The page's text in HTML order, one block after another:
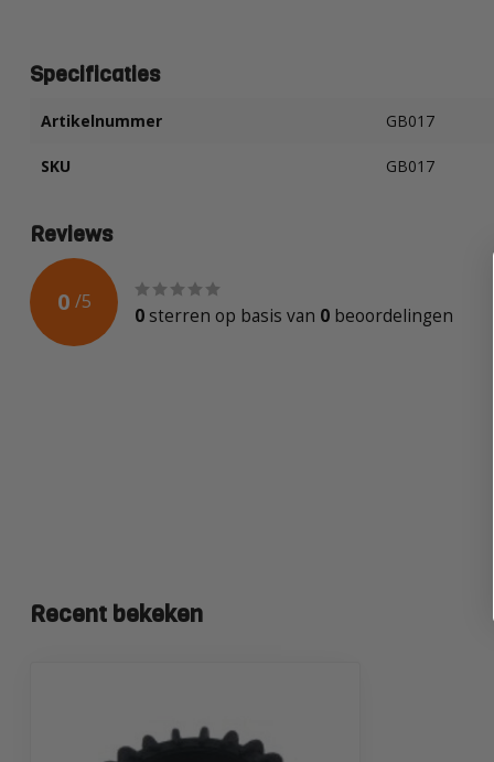
Specificaties
Artikelnummer GB017
SKU GB017
Reviews
0 /5
0 sterren op basis van 0 beoordelingen
Recent bekeken